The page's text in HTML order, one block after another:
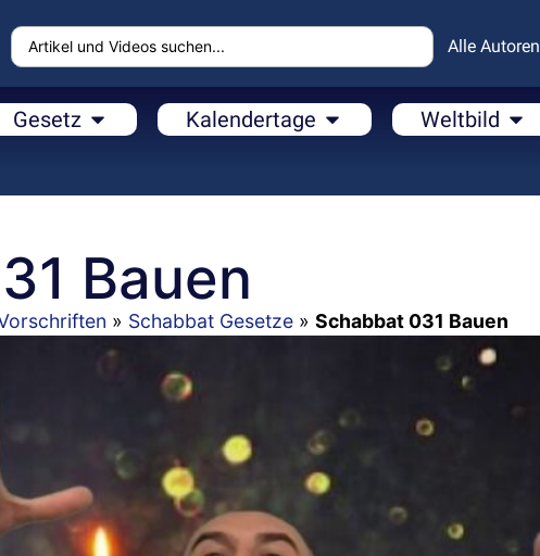
Alle Autoren
Gesetz Kalendertage Weltbild
Bauen
» Schabbat Gesetze » Schabbat 031 Bauen